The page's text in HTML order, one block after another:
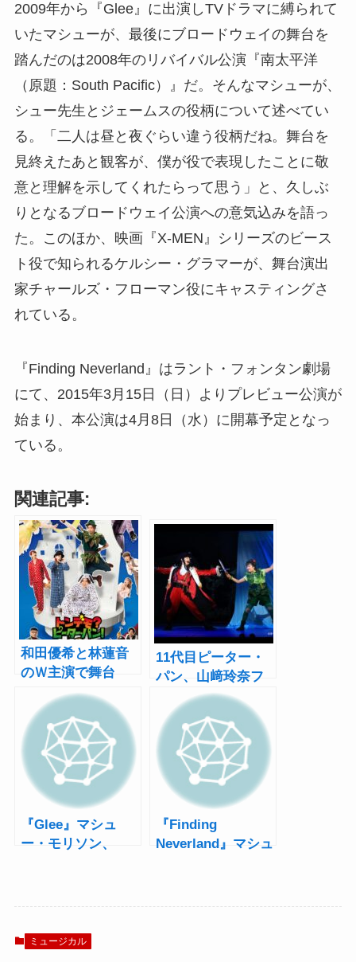
2009年から『Glee』に出演しTVドラマに縛られて
いたマシューが、最後にブロードウェイの舞台を
踏んだのは2008年のリバイバル公演『南太平洋
（原題：South Pacific）』だ。そんなマシューが、
シュー先生とジェームスの役柄について述べてい
る。「二人は昼と夜ぐらい違う役柄だね。舞台を
見終えたあと観客が、僕が役で表現したことに敬
意と理解を示してくれたらって思う」と、久しぶ
りとなるブロードウェイ公演への意気込みを語っ
た。このほか、映画『X-MEN』シリーズのビース
ト役で知られるケルシー・グラマーが、舞台演出
家チャールズ・フローマン役にキャスティングさ
れている。
『Finding Neverland』はラント・フォンタン劇場
にて、2015年3月15日（日）よりプレビュー公演が
始まり、本公演は4月8日（水）に開幕予定となっ
ている。
関連記事:
和田優希と林蓮音
のＷ主演で舞台
『トンデモ？ピー
ター・パン！』全
英・全米を爆笑さ
せたドタバタコメ
ディ日本初演
11代目ピーター・
パン、山﨑玲奈フ
ライング！ミュー
ジカル『ピータ
ー・パン』開幕
『Glee』マシュ
ー・モリソン、
『Finding
Neverland』マシュ
ミュージカル